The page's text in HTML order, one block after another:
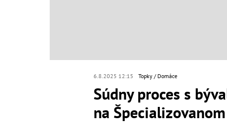
6.8.2025 12:15 Topky Domáce
Súdny proces s
na